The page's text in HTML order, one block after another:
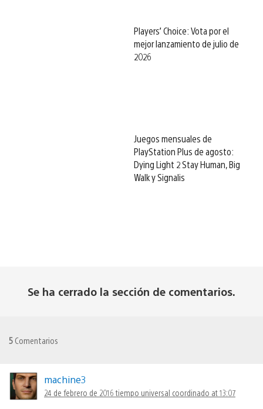
Players’ Choice: Vota por el
mejor lanzamiento de julio de
2026
Juegos mensuales de
PlayStation Plus de agosto:
Dying Light 2 Stay Human, Big
Walk y Signalis
Se ha cerrado la sección de comentarios.
5 Comentarios
machine3
24 de febrero de 2016 tiempo universal coordinado at 13:07